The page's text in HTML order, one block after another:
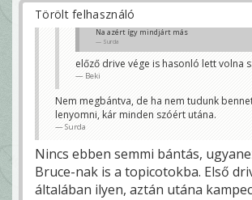
Törölt felhasználó
Na azért így mindjárt más
Surda
előző drive vége is hasonló lett volna
Beki
Nem megbántva, de ha nem tudunk
lenyomni, kár minden szóért utána.
Surda
Nincs ebben semmi bántás,
Bruce-nak is a topicotokba. Első
általában ilyen, aztán utána